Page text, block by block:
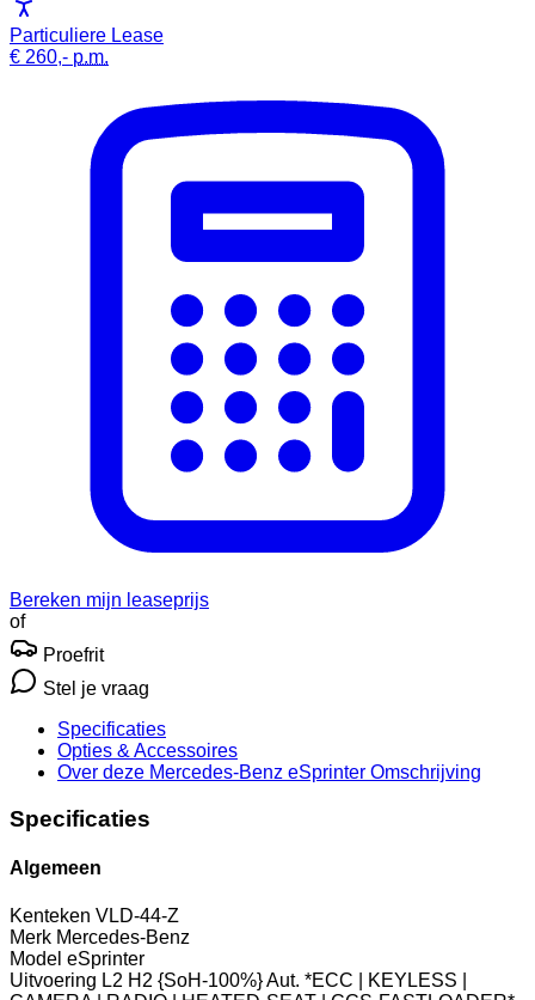
Particuliere Lease
€ 260,- p.m.
Bereken mijn leaseprijs
of
Proefrit
Stel je vraag
Specificaties
Opties & Accessoires
Over deze Mercedes-Benz eSprinter Omschrijving
Specificaties
Algemeen
Kenteken VLD-44-Z
Merk Mercedes-Benz
Model eSprinter
Uitvoering L2 H2 {SoH-100%} Aut. *ECC | KEYLESS |